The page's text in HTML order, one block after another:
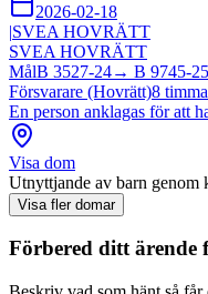
2026-02-18
|SVEA HOVRÄTT
SVEA HOVRÄTT
MålB 3527-24→ B 9745-25
Försvarare (Hovrätt)8
En person anklagas för att
Visa dom
Utnyttjande av barn genom
Visa fler domar
Förbered ditt ärende